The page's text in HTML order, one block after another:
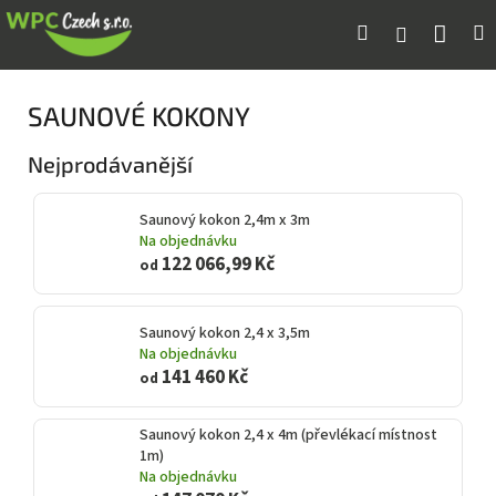
Přejít
na
Hledat Přihlášení
SAUNOVÉ KOKONY
Nejprodávanější
Saunový kokon 2,4m x 3m
Na objednávku
od 122 066,99 Kč
Saunový kokon 2,4 x 3,5m
Na objednávku
od 141 460 Kč
Saunový kokon 2,4 x 4m (převlékací místnost
1m)
Na objednávku